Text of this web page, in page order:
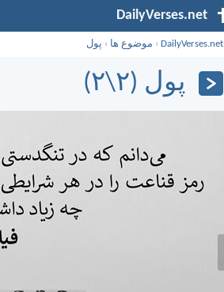
DailyVerses.net
DailyVerses.net
› موضوع ها › پول
پول (۲\۲)